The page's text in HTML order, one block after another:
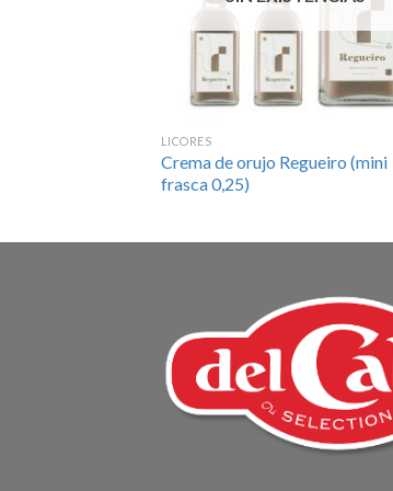
LICORES
Crema de orujo Regueiro (mini
frasca 0,25)